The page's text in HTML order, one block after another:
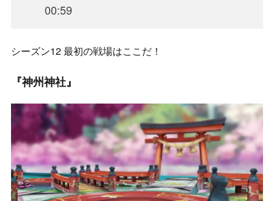
00:59
シーズン12 最初の戦場はここだ！
『神州神社』